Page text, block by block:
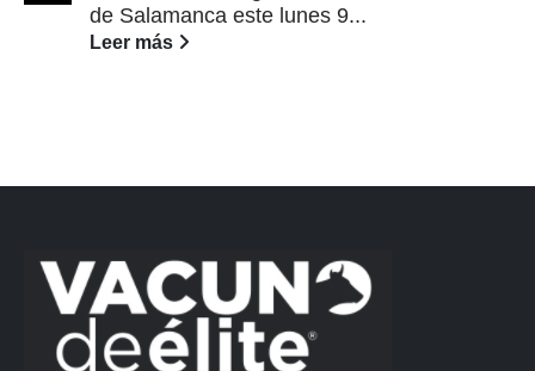
de Salamanca este lunes 9...
Leer más